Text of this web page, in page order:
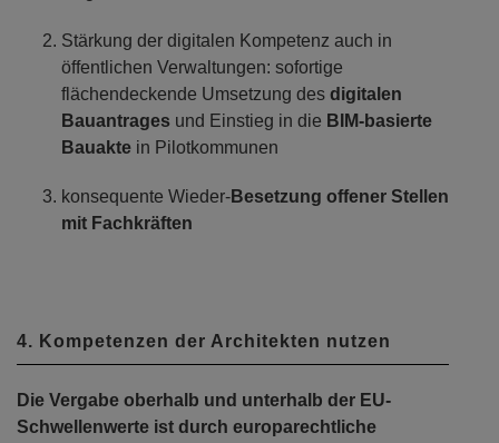
Stärkung der digitalen Kompetenz auch in
öffentlichen Verwaltungen: sofortige
flächendeckende Umsetzung des digitalen
Bauantrages und Einstieg in die BIM-basierte
Bauakte in Pilotkommunen
konsequente Wieder-Besetzung offener Stellen
mit Fachkräften
4. Kompetenzen der Architekten nutzen
Die Vergabe oberhalb und unterhalb der EU-
Schwellenwerte ist durch europarechtliche